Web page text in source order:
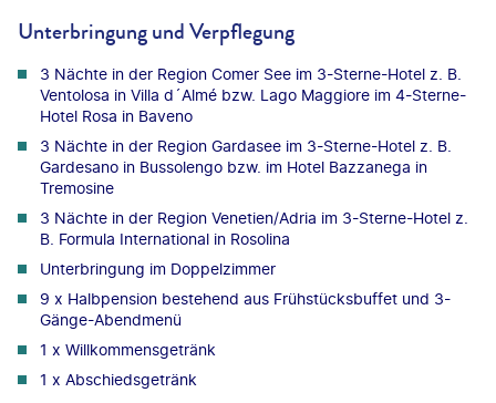
Unterbringung und Verpflegung
3 Nächte in der Region Comer See im 3-Sterne-Hotel z. B.
Ventolosa in Villa d´Almé bzw. Lago Maggiore im 4-Sterne-
Hotel Rosa in Baveno
3 Nächte in der Region Gardasee im 3-Sterne-Hotel z. B.
Gardesano in Bussolengo bzw. im Hotel Bazzanega in
Tremosine
3 Nächte in der Region Venetien/Adria im 3-Sterne-Hotel z.
B. Formula International in Rosolina
Unterbringung im Doppelzimmer
9 x Halbpension bestehend aus Frühstücksbuffet und 3-
Gänge-Abendmenü
1 x Willkommensgetränk
1 x Abschiedsgetränk